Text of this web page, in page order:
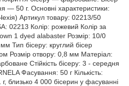
— 50 г. Основні характеристики:
Артикул товару: 02213/50
02213 Колір: рожевий Колір за
1 dyed alabaster Розмір: 10/0
Тип бісеру: круглий бісер
Розмір отвору: 0,8 мм Матеріал:
Стійкість бісеру: 3 - середня
Фасування: 50 г Кількість:
близько 4 000 бісерин у фасуванні